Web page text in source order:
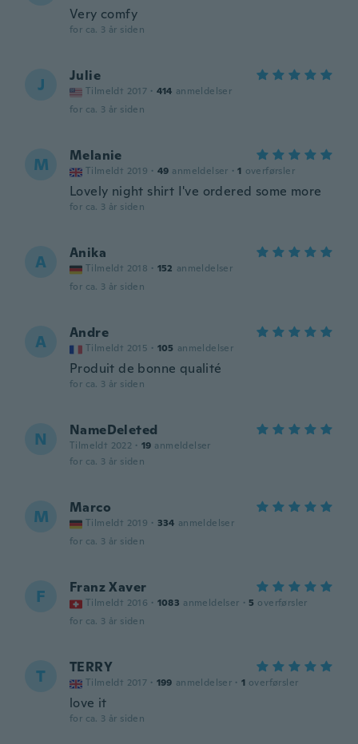
Very comfy
for ca. 3 år siden
J Julie
Tilmeldt 2017 · 414 anmeldelser
for ca. 3 år siden
M Melanie
Tilmeldt 2019 · 49 anmeldelser · 1 overførsler
Lovely night shirt I've ordered some more
for ca. 3 år siden
A Anika
Tilmeldt 2018 · 152 anmeldelser
for ca. 3 år siden
A Andre
Tilmeldt 2015 · 105 anmeldelser
Produit de bonne qualité
for ca. 3 år siden
N NameDeleted
Tilmeldt 2022 · 19 anmeldelser
for ca. 3 år siden
M Marco
Tilmeldt 2019 · 334 anmeldelser
for ca. 3 år siden
F Franz Xaver
Tilmeldt 2016 · 1083 anmeldelser · 5 overførsler
for ca. 3 år siden
T TERRY
Tilmeldt 2017 · 199 anmeldelser · 1 overførsler
love it
for ca. 3 år siden